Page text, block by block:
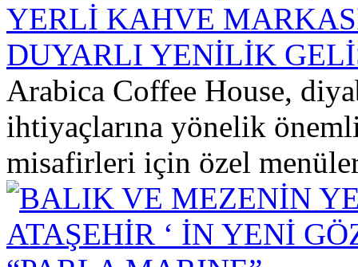
YERLİ KAHVE
DUYARLI YENİLİK
Arabica Coffee House,
ihtiyaçlarına yönelik
misafirleri için özel